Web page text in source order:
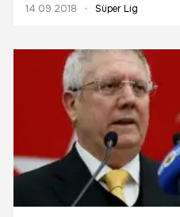
hakkında önemli açıklamalara
14.09.2018 Süper Lig